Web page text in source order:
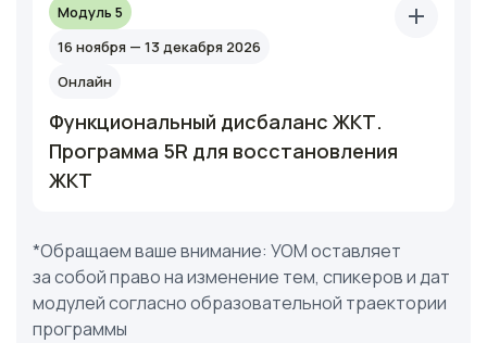
Модуль 5
16 ноября — 13 декабря 2026
Онлайн
Функциональный дисбаланс ЖКТ.
Программа 5R для восстановления
ЖКТ
*Обращаем ваше внимание: УОМ оставляет
за собой право на изменение тем, спикеров и дат
модулей согласно образовательной траектории
программы